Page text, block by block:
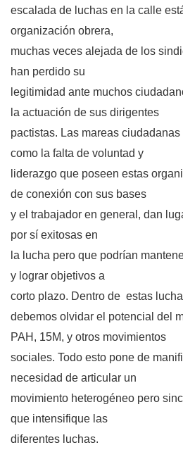
escalada de luchas en la calle
organización obrera,
muchas veces alejada de los
han perdido su
legitimidad ante muchos
la actuación de sus dirigentes
pactistas. Las mareas
como la falta de voluntad y
liderazgo que poseen estas
de conexión con sus bases
y el trabajador en general, dan
por sí exitosas en
la lucha pero que podrían
y lograr objetivos a
corto plazo. Dentro de estas
debemos olvidar el potencial del
PAH, 15M, y otros movimientos
sociales. Todo esto pone de
necesidad de articular un
movimiento heterogéneo pero
que intensifique las
diferentes luchas.